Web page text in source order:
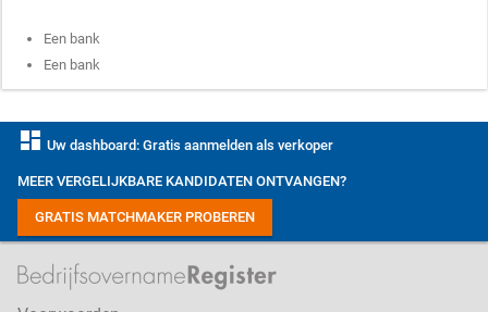
Een bank
Een bank
dashboard Uw dashboard: Gratis aanmelden als verkoper
MEER VERGELIJKBARE KANDIDATEN ONTVANGEN?
GRATIS MATCHMAKER PROBEREN